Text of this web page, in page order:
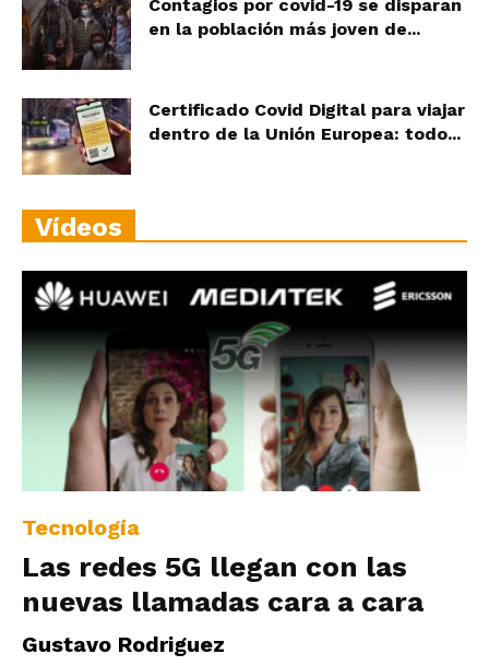
Contagios por covid-19 se disparan
en la población más joven de...
Certificado Covid Digital para viajar
dentro de la Unión Europea: todo...
Vídeos
Tecnología
Las redes 5G llegan con las
nuevas llamadas cara a cara
Gustavo Rodriguez